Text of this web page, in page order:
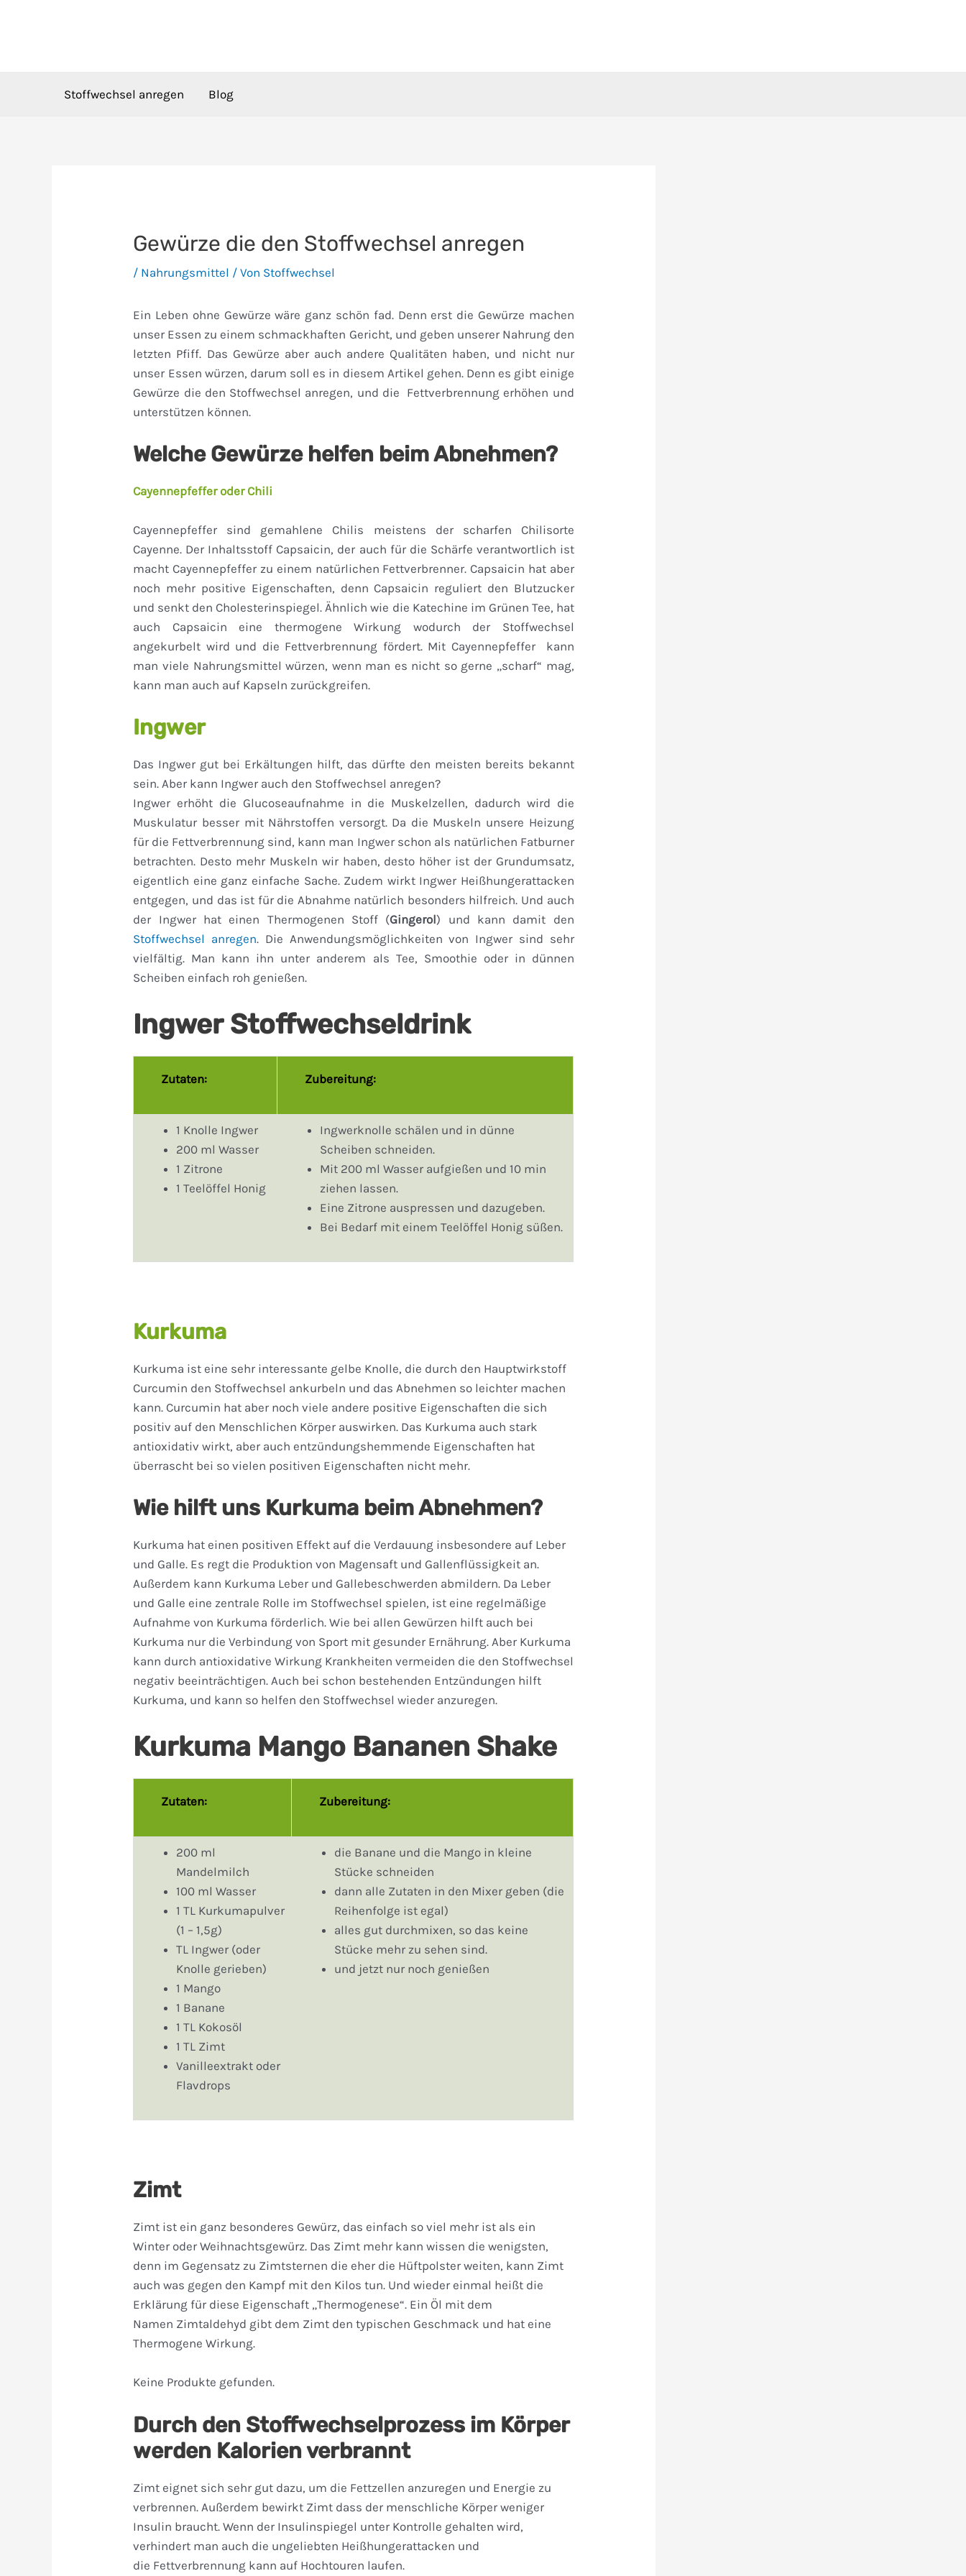
Stoffwechsel anregen Blog
Gewürze die den Stoffwechsel anregen
/ Nahrungsmittel / Von Stoffwechsel
Ein Leben ohne Gewürze wäre ganz schön fad. Denn erst die Gewürze machen
unser Essen zu einem schmackhaften Gericht, und geben unserer Nahrung den
letzten Pfiff. Das Gewürze aber auch andere Qualitäten haben, und nicht nur
unser Essen würzen, darum soll es in diesem Artikel gehen. Denn es gibt einige
Gewürze die den Stoffwechsel anregen, und die Fettverbrennung erhöhen und
unterstützen können.
Welche Gewürze helfen beim Abnehmen?
Cayennepfeffer oder Chili
Cayennepfeffer sind gemahlene Chilis meistens der scharfen Chilisorte
Cayenne. Der Inhaltsstoff Capsaicin, der auch für die Schärfe verantwortlich ist
macht Cayennepfeffer zu einem natürlichen Fettverbrenner. Capsaicin hat aber
noch mehr positive Eigenschaften, denn Capsaicin reguliert den Blutzucker
und senkt den Cholesterinspiegel. Ähnlich wie die Katechine im Grünen Tee, hat
auch Capsaicin eine thermogene Wirkung wodurch der Stoffwechsel
angekurbelt wird und die Fettverbrennung fördert. Mit Cayennepfeffer kann
man viele Nahrungsmittel würzen, wenn man es nicht so gerne „scharf“ mag,
kann man auch auf Kapseln zurückgreifen.
Ingwer
Das Ingwer gut bei Erkältungen hilft, das dürfte den meisten bereits bekannt
sein. Aber kann Ingwer auch den Stoffwechsel anregen?
Ingwer erhöht die Glucoseaufnahme in die Muskelzellen, dadurch wird die
Muskulatur besser mit Nährstoffen versorgt. Da die Muskeln unsere Heizung
für die Fettverbrennung sind, kann man Ingwer schon als natürlichen Fatburner
betrachten. Desto mehr Muskeln wir haben, desto höher ist der Grundumsatz,
eigentlich eine ganz einfache Sache. Zudem wirkt Ingwer Heißhungerattacken
entgegen, und das ist für die Abnahme natürlich besonders hilfreich. Und auch
der Ingwer hat einen Thermogenen Stoff (Gingerol) und kann damit den
Stoffwechsel anregen. Die Anwendungsmöglichkeiten von Ingwer sind sehr
vielfältig. Man kann ihn unter anderem als Tee, Smoothie oder in dünnen
Scheiben einfach roh genießen.
Ingwer Stoffwechseldrink
Zutaten: Zubereitung:
1 Knolle Ingwer
200 ml Wasser
1 Zitrone
1 Teelöffel Honig
Ingwerknolle schälen und in dünne
Scheiben schneiden.
Mit 200 ml Wasser aufgießen und 10 min
ziehen lassen.
Eine Zitrone auspressen und dazugeben.
Bei Bedarf mit einem Teelöffel Honig süßen.
Kurkuma
Kurkuma ist eine sehr interessante gelbe Knolle, die durch den Hauptwirkstoff
Curcumin den Stoffwechsel ankurbeln und das Abnehmen so leichter machen
kann. Curcumin hat aber noch viele andere positive Eigenschaften die sich
positiv auf den Menschlichen Körper auswirken. Das Kurkuma auch stark
antioxidativ wirkt, aber auch entzündungshemmende Eigenschaften hat
überrascht bei so vielen positiven Eigenschaften nicht mehr.
Wie hilft uns Kurkuma beim Abnehmen?
Kurkuma hat einen positiven Effekt auf die Verdauung insbesondere auf Leber
und Galle. Es regt die Produktion von Magensaft und Gallenflüssigkeit an.
Außerdem kann Kurkuma Leber und Gallebeschwerden abmildern. Da Leber
und Galle eine zentrale Rolle im Stoffwechsel spielen, ist eine regelmäßige
Aufnahme von Kurkuma förderlich. Wie bei allen Gewürzen hilft auch bei
Kurkuma nur die Verbindung von Sport mit gesunder Ernährung. Aber Kurkuma
kann durch antioxidative Wirkung Krankheiten vermeiden die den Stoffwechsel
negativ beeinträchtigen. Auch bei schon bestehenden Entzündungen hilft
Kurkuma, und kann so helfen den Stoffwechsel wieder anzuregen.
Kurkuma Mango Bananen Shake
Zutaten: Zubereitung:
200 ml
Mandelmilch
100 ml Wasser
1 TL Kurkumapulver
(1 – 1,5g)
TL Ingwer (oder
Knolle gerieben)
1 Mango
1 Banane
1 TL Kokosöl
1 TL Zimt
Vanilleextrakt oder
Flavdrops
die Banane und die Mango in kleine
Stücke schneiden
dann alle Zutaten in den Mixer geben (die
Reihenfolge ist egal)
alles gut durchmixen, so das keine
Stücke mehr zu sehen sind.
und jetzt nur noch genießen
Zimt
Zimt ist ein ganz besonderes Gewürz, das einfach so viel mehr ist als ein
Winter oder Weihnachtsgewürz. Das Zimt mehr kann wissen die wenigsten,
denn im Gegensatz zu Zimtsternen die eher die Hüftpolster weiten, kann Zimt
auch was gegen den Kampf mit den Kilos tun. Und wieder einmal heißt die
Erklärung für diese Eigenschaft „Thermogenese“. Ein Öl mit dem
Namen Zimtaldehyd gibt dem Zimt den typischen Geschmack und hat eine
Thermogene Wirkung.
Keine Produkte gefunden.
Durch den Stoffwechselprozess im Körper
werden Kalorien verbrannt
Zimt eignet sich sehr gut dazu, um die Fettzellen anzuregen und Energie zu
verbrennen. Außerdem bewirkt Zimt dass der menschliche Körper weniger
Insulin braucht. Wenn der Insulinspiegel unter Kontrolle gehalten wird,
verhindert man auch die ungeliebten Heißhungerattacken und
die Fettverbrennung kann auf Hochtouren laufen.